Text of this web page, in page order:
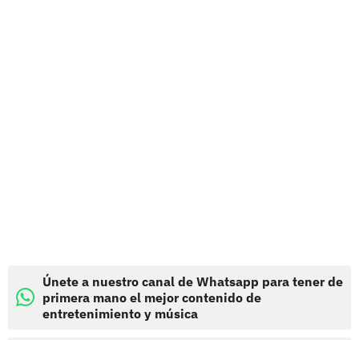
Únete a nuestro canal de Whatsapp para tener de
primera mano el mejor contenido de
entretenimiento y música